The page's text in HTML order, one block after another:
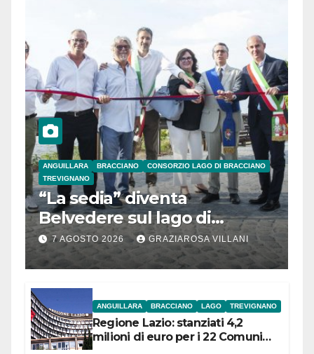
ANGUILLARA BRACCIANO
CONSORZIO LAGO DI BRACCIANO
TREVIGNANO
“La sedia” diventa
Belvedere sul lago di
Bracciano: ieri
l’inaugurazione
7 AGOSTO 2026 GRAZIAROSA VILLANI
ANGUILLARA BRACCIANO LAGO TREVIGNANO
Regione Lazio: stanziati 4,2
milioni di euro per i 22 Comuni